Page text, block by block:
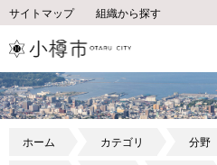
サイトマップ 組織から探す
ホーム カテゴリ 分野